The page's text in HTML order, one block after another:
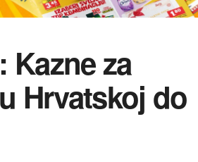
Kazne za
Hrvatskoj do